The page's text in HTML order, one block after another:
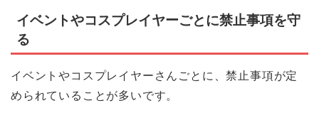
イベントやコスプレイヤーごとに禁止事項を守
る
イベントやコスプレイヤーさんごとに、禁止事項が定
められていることが多いです。